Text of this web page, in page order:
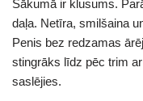
Sākumā ir klusums.
daļa. Netīra, smilšaina
Penis bez redzamas
stingrāks līdz pēc trim
saslējies.